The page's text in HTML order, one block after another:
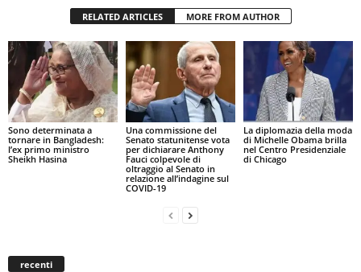
RELATED ARTICLES MORE FROM AUTHOR
Sono determinata a
tornare in Bangladesh:
l’ex primo ministro
Sheikh Hasina
Una commissione del
Senato statunitense vota
per dichiarare Anthony
Fauci colpevole di
oltraggio al Senato in
relazione all’indagine sul
COVID-19
La diplomazia della moda
di Michelle Obama brilla
nel Centro Presidenziale
di Chicago
recenti